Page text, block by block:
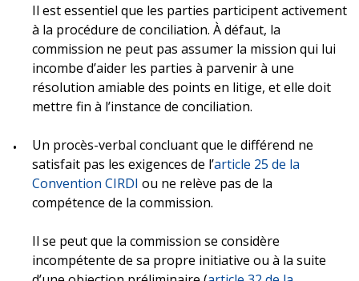
Il est essentiel que les parties participent activement
à la procédure de conciliation. À défaut, la
commission ne peut pas assumer la mission qui lui
incombe d’aider les parties à parvenir à une
résolution amiable des points en litige, et elle doit
mettre fin à l’instance de conciliation.
Un procès-verbal concluant que le différend ne
satisfait pas les exigences de l’article 25 de la
Convention CIRDI ou ne relève pas de la
compétence de la commission.
Il se peut que la commission se considère
incompétente de sa propre initiative ou à la suite